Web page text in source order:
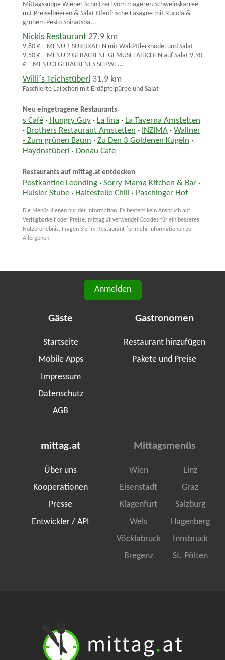
Mittagssuppe Wiener Schnitzerl vom mageren Schweinskarree
mit Preiselbeeren & Salat Ofenfrische Lasagne mit Rucola &
grünem Pesto Spinatspä...
Nickis Restaurant 27.9 km
9,80 € – MENÜ 1 SURBRATEN mit Wald4tlerknödel und Salat
9,50 € – MENÜ 2 GEBACKENE GEMÜSELAIBCHEN auf Salat 9,90
€ – MENÜ 3 GEBACKENES SCHWE...
Willi´s Teichstüberl 31.9 km
Faschierte Laibchen mit Erdäpfelpüree und Salat
Neu eingetragene Restaurants
s Café· Hungry Guy· La lina · La Taverna Amstetten
· Brothers Restaurant Amstetten · INZIMA· Wallner
- Zum grünen Baum · Zu Den 3 Goldenen Kugeln ·
Haydnstüberl · Donau Cafe
Restaurants auf mittag.at entdecken
Postkantine Leonding· Sorry Mama Kitchen & Bar·
Huisler Stube· Haltestelle Chili · Paschinger Hof
Die Menüs dienen nur der Information. Es besteht kein Anspruch auf
Verfügbarkeit oder Preise. mittag.at verwendet Cookies für ein besseres
Nutzererlebnis. Fragen Sie im Restaurant für mehr Informationen zu
Allergenen.
Anmelden
Gäste
Startseite
Mobile Apps
Impressum
Datenschutz
AGB
Gastronomen
Restaurant hinzufügen
Pakete und Preise
mittag.at
Über uns
Kooperationen
Presse
Entwickler / API
Mittagsmenüs
Wien
Linz
Eisenstadt
Graz
Klagenfurt
Salzburg
Wels
Hagenberg
Vöcklabruck
Innsbruck
Bregenz
St. Pölten